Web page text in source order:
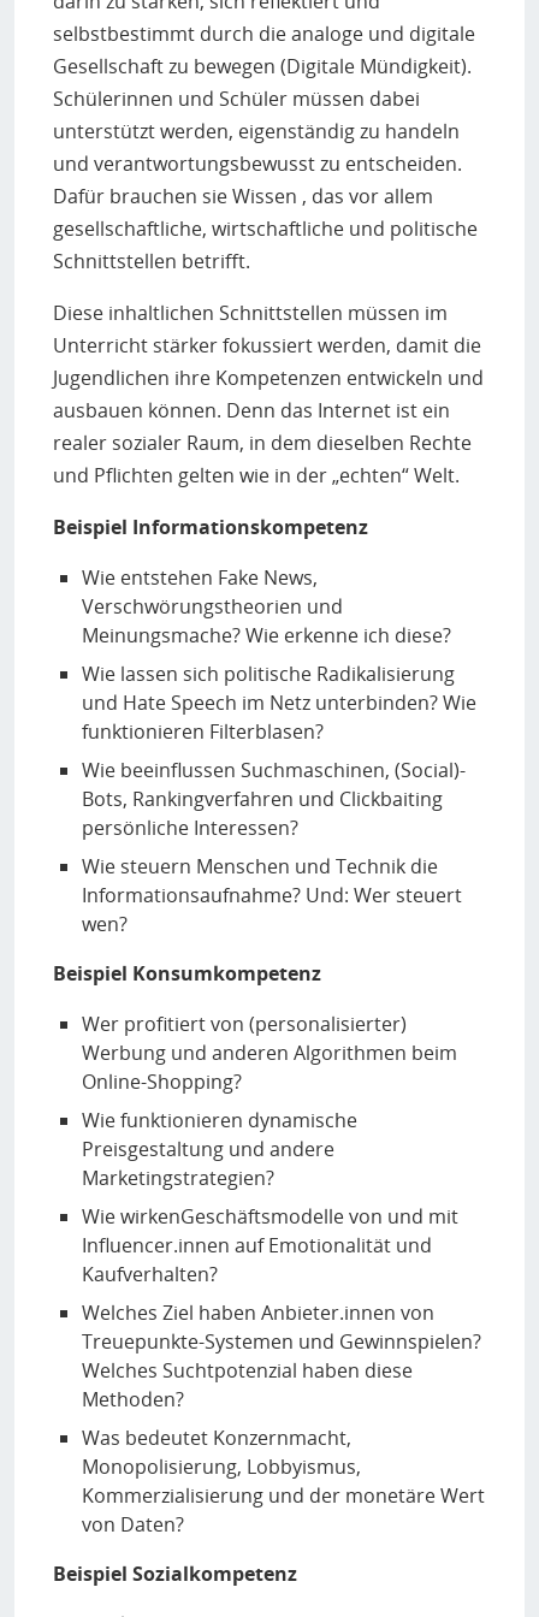
Unterrichtsfach anerkannt werden. Das ist längst
nciht überall der Fall. Richard Schwarz, Lutz Hellmig,
Steffen Friedrich fassen die Lage in Deutschland
zusammen.
Schule, Eltern und Werbung halten Mädchen von der
IT fern (Prof. Ira Diethelm im Interview mit der SZ,
01.12.2020)
Über Hürden für Mädchen in der Informatik Fuß zu
fassen und das Bünnis
auch bei Twitter unter#Pflichtfachinformatik
finden.
selbstbestimmt durch die analoge und digitale
Gesellschaft zu bewegen (Digitale Mündigkeit).
Schülerinnen und Schüler müssen dabei
unterstützt werden, eigenständig zu handeln
und verantwortungsbewusst zu entscheiden.
Dafür brauchen sie Wissen , das vor allem
gesellschaftliche, wirtschaftliche und politische
Schnittstellen betrifft.
Diese inhaltlichen Schnittstellen müssen im
Unterricht stärker fokussiert werden, damit die
Jugendlichen ihre Kompetenzen entwickeln und
ausbauen können. Denn das Internet ist ein
realer sozialer Raum, in dem dieselben Rechte
und Pflichten gelten wie in der „echten“ Welt.
Beispiel Informationskompetenz
Wie entstehen Fake News,
Verschwörungstheorien und
Meinungsmache? Wie erkenne ich diese?
Wie lassen sich politische Radikalisierung
und Hate Speech im Netz unterbinden? Wie
funktionieren Filterblasen?
Wie beeinflussen Suchmaschinen, (Social)-
Bots, Rankingverfahren und Clickbaiting
persönliche Interessen?
Wie steuern Menschen und Technik die
Informationsaufnahme? Und: Wer steuert
wen?
Beispiel Konsumkompetenz
Wer profitiert von (personalisierter)
Werbung und anderen Algorithmen beim
Online-Shopping?
Wie funktionieren dynamische
Preisgestaltung und andere
Marketingstrategien?
Wie wirkenGeschäftsmodelle von und mit
Influencer.innen auf Emotionalität und
Kaufverhalten?
Welches Ziel haben Anbieter.innen von
Treuepunkte-Systemen und Gewinnspielen?
Welches Suchtpotenzial haben diese
Methoden?
Was bedeutet Konzernmacht,
Monopolisierung, Lobbyismus,
Kommerzialisierung und der monetäre Wert
von Daten?
Beispiel Sozialkompetenz